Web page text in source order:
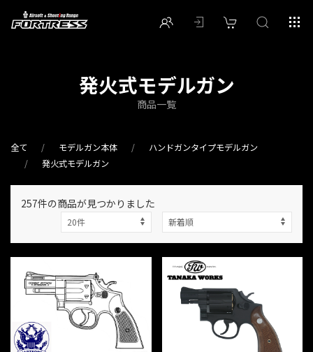
発火式モデルガン
商品一覧
全て モデルガン本体
ハンドガンタイプモデルガン
発火式モデルガン
257件の商品が見つかりました